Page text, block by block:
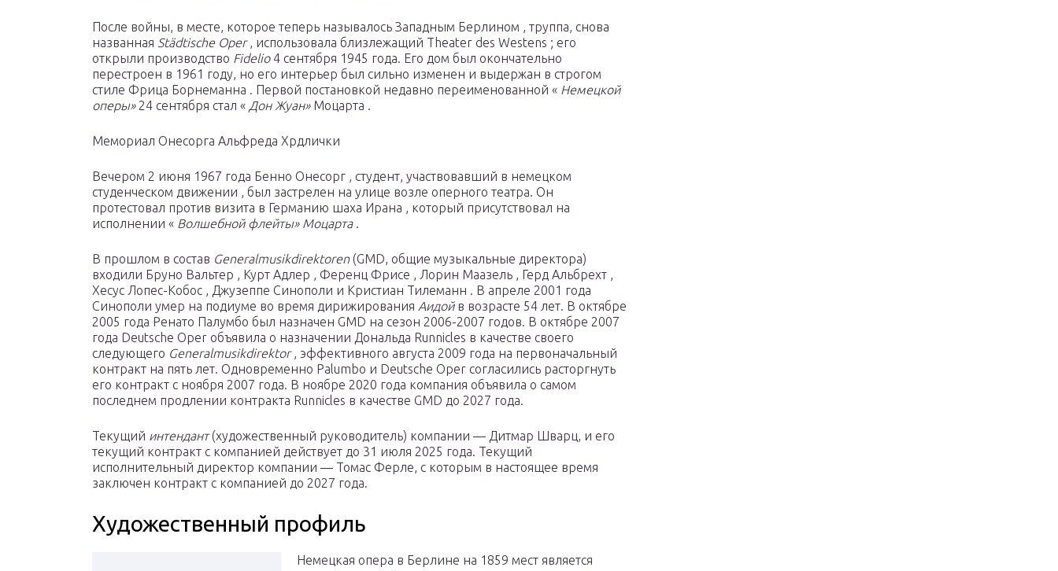
После войны, в месте, которое теперь называлось Западным Берлином , труппа, снова
названная Städtische Oper, использовала близлежащий Theater des Westens ; его
открыли производство Fidelio4 сентября 1945 года. Его дом был окончательно
перестроен в 1961 году, но его интерьер был сильно изменен и выдержан в строгом
стиле Фрица Борнеманна . Первой постановкой недавно переименованной « Немецкой
оперы»24 сентября стал « Дон Жуан» Моцарта .
Мемориал Онесорга Альфреда Хрдлички
Вечером 2 июня 1967 года Бенно Онесорг , студент, участвовавший в немецком
студенческом движении , был застрелен на улице возле оперного театра. Он
протестовал против визита в Германию шаха Ирана , который присутствовал на
исполнении « Волшебной флейты» Моцарта .
В прошлом в состав Generalmusikdirektoren (GMD, общие музыкальные директора)
входили Бруно Вальтер , Курт Адлер , Ференц Фрисе , Лорин Маазель , Герд Альбрехт ,
Хесус Лопес-Кобос , Джузеппе Синополи и Кристиан Тилеманн . В апреле 2001 года
Синополи умер на подиуме во время дирижирования Аидой в возрасте 54 лет. В октябре
2005 года Ренато Палумбо был назначен GMD на сезон 2006-2007 годов. В октябре 2007
года Deutsche Oper объявила о назначении Дональда Runnicles в качестве своего
следующего Generalmusikdirektor, эффективного августа 2009 года на первоначальный
контракт на пять лет. Одновременно Palumbo и Deutsche Oper согласились расторгнуть
его контракт с ноября 2007 года. В ноябре 2020 года компания объявила о самом
последнем продлении контракта Runnicles в качестве GMD до 2027 года.
Текущий интендант(художественный руководитель) компании — Дитмар Шварц, и его
текущий контракт с компанией действует до 31 июля 2025 года. Текущий
исполнительный директор компании — Томас Ферле, с которым в настоящее время
заключен контракт с компанией до 2027 года.
Художественный профиль
Немецкая опера в Берлине на 1859 мест является